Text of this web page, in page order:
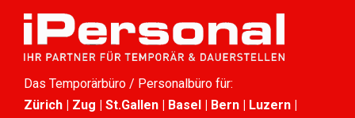
Das Temporärbüro / Personalbüro für:
Zürich | Zug | St.Gallen | Basel | Bern | Luzern |